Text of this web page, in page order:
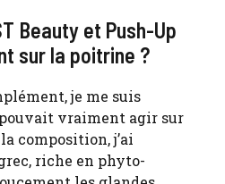
Beauty et Push-Up
sur la poitrine ?
je me suis
vraiment agir sur
composition, j’ai
riche en phyto-